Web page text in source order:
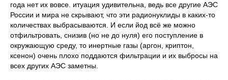
года нет их вовсе. итуация удивительна, ведь все другие АЭС
России и мира не скрывают, что эти радионуклиды в каких-то
количествах выбрасываются. И если йод всё же можно
отфильтровать, снизив (но не до нуля) его поступление в
окружающую среду, то инертные газы (аргон, криптон,
ксенон) очень плохо поддаются фильтрации и их выбросы на
всех других АЭС заметны.